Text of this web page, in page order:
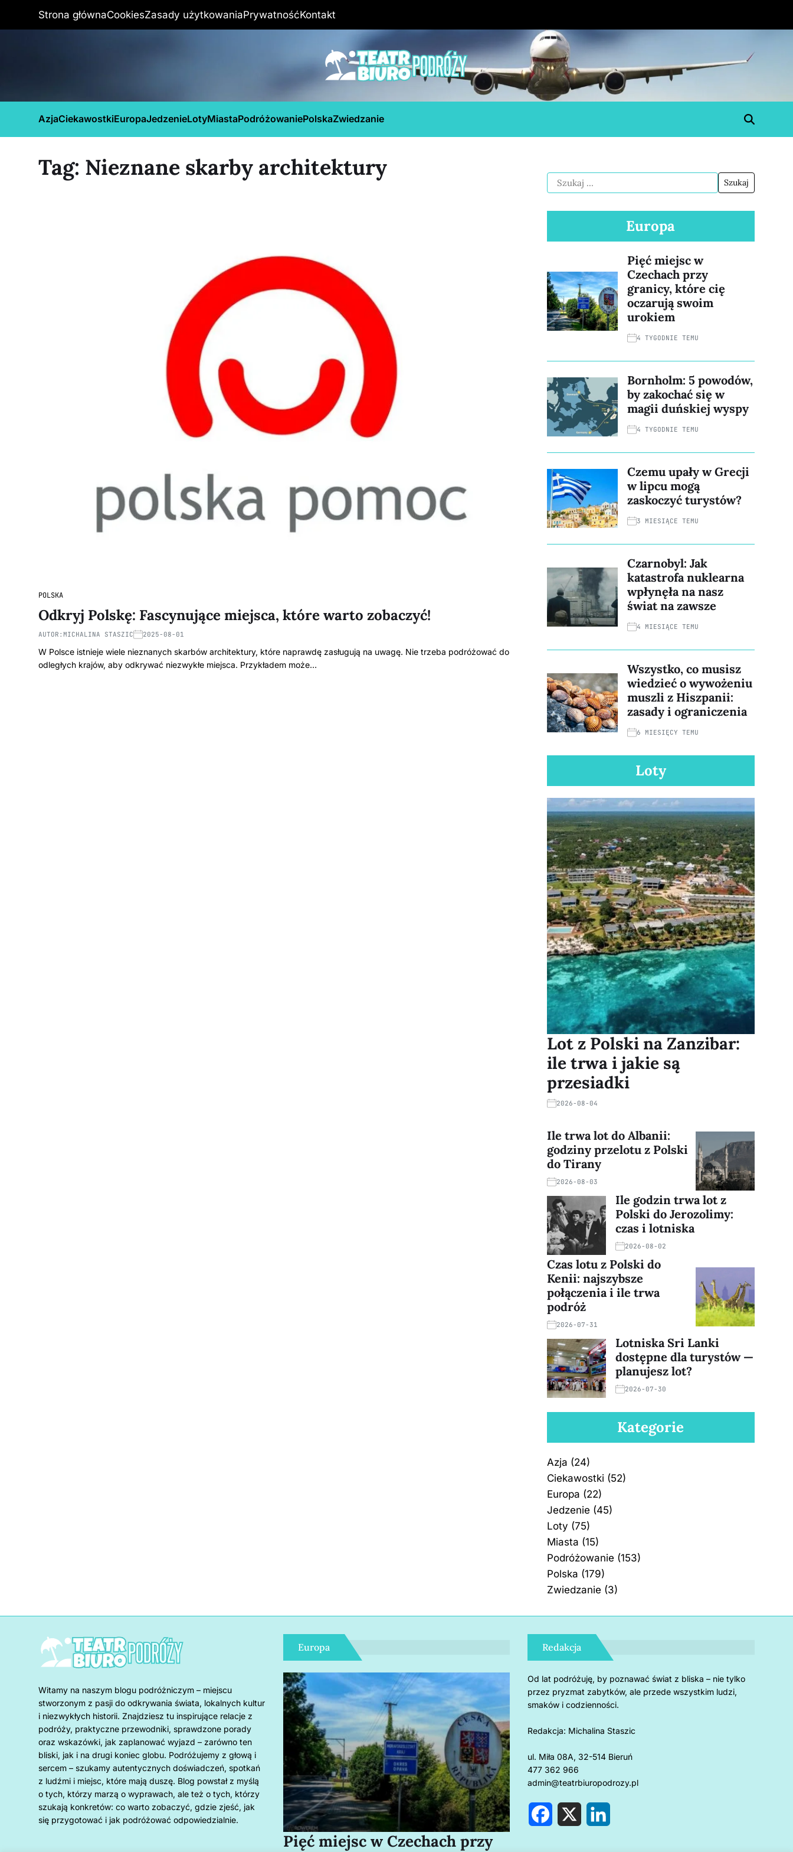
Strona głównaCookiesZasady użytkowaniaPrywatnośćKontakt
AzjaCiekawostkiEuropaJedzenieLotyMiastaPodróżowaniePolskaZwiedzanie
Tag: Nieznane skarby architektury
POLSKA
Odkryj Polskę: Fascynujące miejsca, które warto zobaczyć!
AUTOR: MICHALINA STASZIC 2025-08-01
W Polsce istnieje wiele nieznanych skarbów architektury, które naprawdę zasługują na uwagę. Nie trzeba podróżować do
odległych krajów, aby odkrywać niezwykłe miejsca. Przykładem może…
Europa
Pięć miejsc w
Czechach przy
granicy, które cię
oczarują swoim
urokiem
4 TYGODNIE TEMU
Bornholm: 5 powodów,
by zakochać się w
magii duńskiej wyspy
4 TYGODNIE TEMU
Czemu upały w Grecji
w lipcu mogą
zaskoczyć turystów?
3 MIESIĄCE TEMU
Czarnobyl: Jak
katastrofa nuklearna
wpłynęła na nasz
świat na zawsze
4 MIESIĄCE TEMU
Wszystko, co musisz
wiedzieć o wywożeniu
muszli z Hiszpanii:
zasady i ograniczenia
6 MIESIĘCY TEMU
Loty
Lot z Polski na Zanzibar:
ile trwa i jakie są
przesiadki
2026-08-04
Ile trwa lot do Albanii:
godziny przelotu z Polski
do Tirany
2026-08-03
Ile godzin trwa lot z
Polski do Jerozolimy:
czas i lotniska
2026-08-02
Czas lotu z Polski do
Kenii: najszybsze
połączenia i ile trwa
podróż
2026-07-31
Lotniska Sri Lanki
dostępne dla turystów —
planujesz lot?
2026-07-30
Kategorie
Azja (24)
Ciekawostki (52)
Europa (22)
Jedzenie (45)
Loty (75)
Miasta (15)
Podróżowanie (153)
Polska (179)
Zwiedzanie (3)
Witamy na naszym blogu podróżniczym – miejscu
stworzonym z pasji do odkrywania świata, lokalnych kultur
i niezwykłych historii. Znajdziesz tu inspirujące relacje z
podróży, praktyczne przewodniki, sprawdzone porady
oraz wskazówki, jak zaplanować wyjazd – zarówno ten
bliski, jak i na drugi koniec globu. Podróżujemy z głową i
sercem – szukamy autentycznych doświadczeń, spotkań
z ludźmi i miejsc, które mają duszę. Blog powstał z myślą
o tych, którzy marzą o wyprawach, ale też o tych, którzy
szukają konkretów: co warto zobaczyć, gdzie zjeść, jak
się przygotować i jak podróżować odpowiedzialnie.
Europa
Pięć miejsc w Czechach przy
Redakcja
Od lat podróżuję, by poznawać świat z bliska – nie tylko
przez pryzmat zabytków, ale przede wszystkim ludzi,
smaków i codzienności.
Redakcja: Michalina Staszic
ul. Miła 08A, 32-514 Bieruń
477 362 966
admin@teatrbiuropodrozy.pl
X